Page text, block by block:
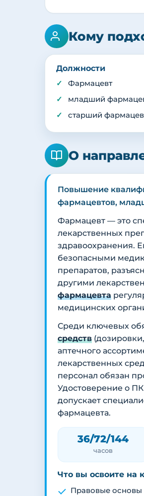
Кому
Должности
Фармацевт
младший
старший
О
Повышение
фармацевтов,
Фармацевт — это
лекарственных
здравоохранения.
безопасными
препаратов,
другими
фармацевта
медицинских
Среди ключевых
средств
аптечного
лекарственных
персонал обязан
Удостоверение о
допускает
фармацевта.
36/72/144
часов
Что вы освоите на
Правовые основы